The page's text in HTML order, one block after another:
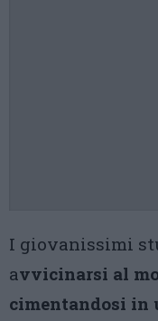
I giovanissimi
avvicinarsi al
cimentandosi in